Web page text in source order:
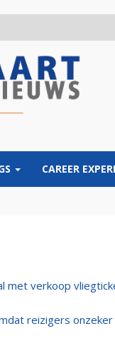
CAREER
met verkoop
reizigers onzeker